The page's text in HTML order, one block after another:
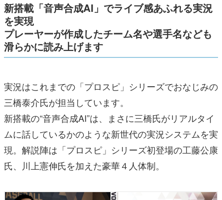
新搭載「音声合成AI」でライブ感あふれる実況
を実現
プレーヤーが作成したチーム名や選手名なども
滑らかに読み上げます
実況はこれまでの「プロスピ」シリーズでおなじみの
三橋泰介氏が担当しています。
新搭載の“音声合成AI”は、まさに三橋氏がリアルタイ
ムに話しているかのような新世代の実況システムを実
現。解説陣は「プロスピ」シリーズ初登場の工藤公康
氏、川上憲伸氏を加えた豪華４人体制。